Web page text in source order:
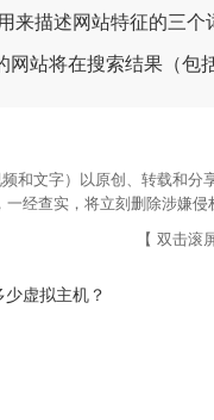
来描述网站特征的三个
网站将在搜索结果（包
和文字）以原创、转载和
经查实，将立刻删除涉嫌侵
【 双击滚
虚拟主机？